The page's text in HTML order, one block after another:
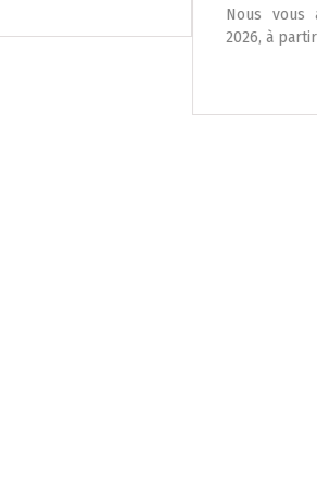
Nous vous accueillons le samedi 8 août
2026, à partir de 20h, place de la […]